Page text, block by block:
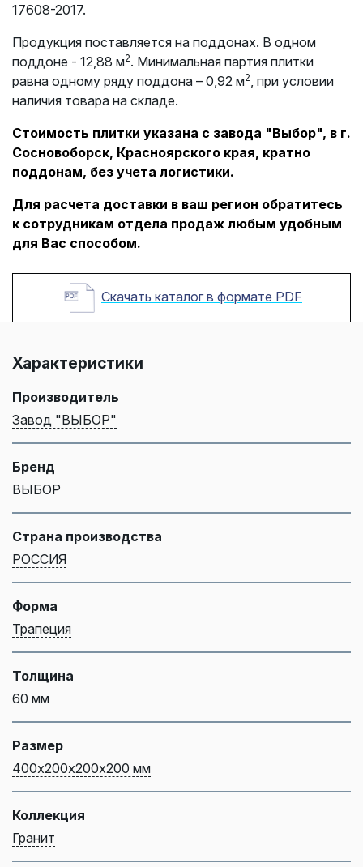
17608-2017.
Продукция поставляется на поддонах. В одном
поддоне - 12,88 м2. Минимальная партия плитки
равна одному ряду поддона – 0,92 м2 , при условии
наличия товара на складе.
Стоимость плитки указана с завода "Выбор", в г.
Сосновоборск, Красноярского края, кратно
поддонам, без учета логистики.
Для расчета доставки в ваш регион обратитесь
к сотрудникам отдела продаж любым удобным
для Вас способом.
Скачать каталог в формате PDF
Характеристики
Производитель
Завод "ВЫБОР"
Бренд
ВЫБОР
Страна производства
РОССИЯ
Форма
Трапеция
Толщина
60 мм
Размер
400х200х200х200 мм
Коллекция
Гранит